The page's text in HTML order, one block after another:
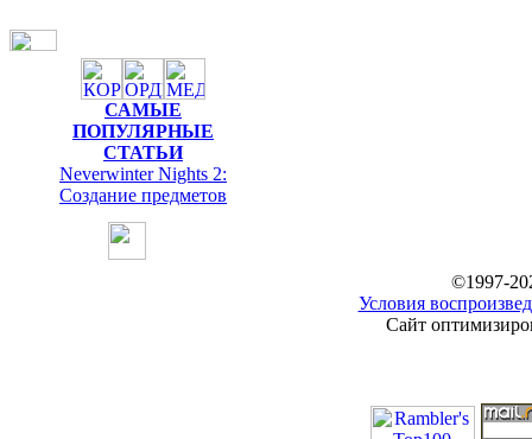
САМЫЕ
ПОПУЛЯРНЫЕ
СТАТЬИ
Neverwinter Nights 2:
Cоздание предметов
©1997-
Условия
Сайт